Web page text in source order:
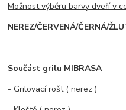
Možnost výběru barvy dveří v
NEREZ/ČERVENÁ/ČERNÁ/
Součást grilu MIBRASA
- Grilovací rošt ( nerez )